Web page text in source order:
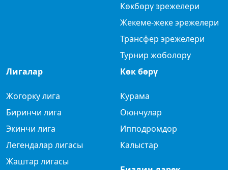
Көкбөрү эрежелери
Жекеме-жеке эрежелери
Трансфер эрежелери
Турнир жоболору
Лигалар
Жогорку лига
Биринчи лига
Экинчи лига
Легендалар лигасы
Жаштар лигасы
Көк бөрү
Курама
Оюнчулар
Ипподромдор
Калыстар